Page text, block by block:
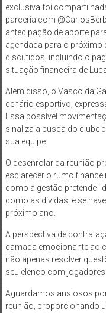
exclusiva foi
parceria com
antecipação de aporte
agendada para o próximo
discutidos, incluindo o
situação financeira de
Além disso, o Vasco da
cenário esportivo,
Essa possível
sinaliza a busca do clube
sua equipe.
O desenrolar da reunião
esclarecer o rumo
como a gestão pretende
como as dívidas, e se
próximo ano.
A perspectiva de
camada emocionante ao
não apenas resolver
seu elenco com jogadores
Aguardamos ansiosos
reunião, proporcionando